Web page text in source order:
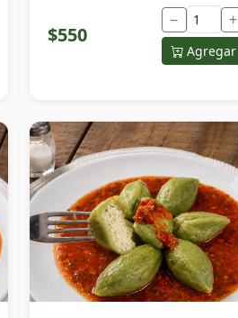
$550
− +
Agregar